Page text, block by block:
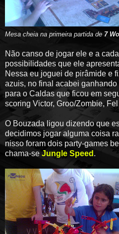
Mesa cheia na primeira partida de 7
Não canso de jogar ele e a
possibilidades que ele
Nessa eu joguei de pirâmide e
azuis, no final acabei
para o Caldas que ficou em
scoring Victor, Groo/Zombie,
O Bouzada ligou dizendo que
decidimos jogar alguma coisa
nisso foram dois party-games
chama-seJungle Speed .